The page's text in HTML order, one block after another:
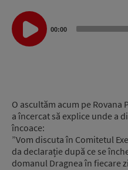
Audio
Player
00:00
O ascultăm acum pe Rovana
a încercat să explice unde a
încoace:
”Vom discuta în Comitetul
da declarație după ce se
domanul Dragnea în fiecare